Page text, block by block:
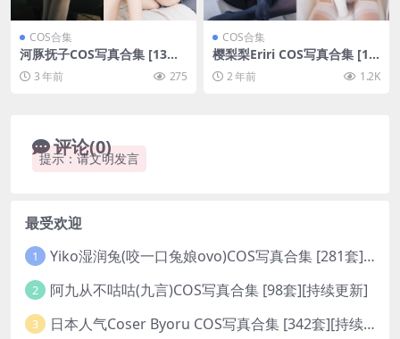
COS合集
河豚抚子COS写真合集 [13套]
[持续更新]
3 年前 275
COS合集
樱梨梨Eriri COS写真合集 [17
套][持续更新]
2 年前 1.2K
评论(0)
提示：请文明发言
最受欢迎
1 Yiko湿润兔(咬一口兔娘ovo)COS写真合集 [281套][持续更新]
2 阿九从不咕咕(九言)COS写真合集 [98套][持续更新]
3 日本人气Coser Byoru COS写真合集 [342套][持续更新]